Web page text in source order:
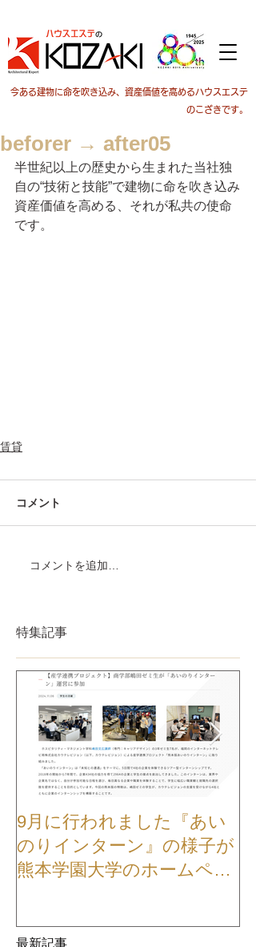
今ある建物に命を吹き込み、資産価値を高めるハウスエステ
のこざきです。
beforer → after05
半世紀以上の歴史から生まれた当社独
自の“技術と技能”で建物に命を吹き込み
資産価値を高める、それが私共の使命
です。
賃貸
コメント
コメントを追加…
特集記事
9月に行われました『あい
のりインターン』の様子が
熊本学園大学のホームペー
最新記事